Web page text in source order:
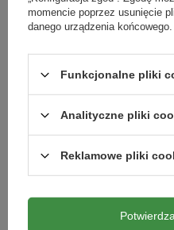
Amarylis Red Lion 1 szt.
36,29 zł
Kategorie powiązane
momencie poprzez usunięcie
danego urządzenia końcowego.
Funkcjonalne pliki
Analityczne pliki
Reklamowe pliki